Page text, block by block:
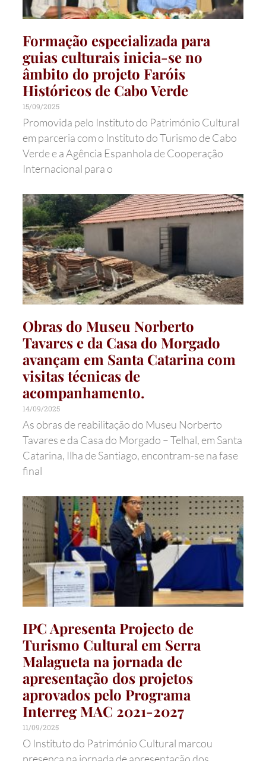
Formação especializada para
guias culturais inicia-se no
âmbito do projeto Faróis
Históricos de Cabo Verde
15/09/2025
Promovida pelo Instituto do Património Cultural
em parceria com o Instituto do Turismo de Cabo
Verde e a Agência Espanhola de Cooperação
Internacional para o
Obras do Museu Norberto
Tavares e da Casa do Morgado
avançam em Santa Catarina com
visitas técnicas de
acompanhamento.
14/09/2025
As obras de reabilitação do Museu Norberto
Tavares e da Casa do Morgado – Telhal, em Santa
Catarina, Ilha de Santiago, encontram-se na fase
final
IPC Apresenta Projecto de
Turismo Cultural em Serra
Malagueta na jornada de
apresentação dos projetos
aprovados pelo Programa
Interreg MAC 2021-2027
11/09/2025
O Instituto do Património Cultural marcou